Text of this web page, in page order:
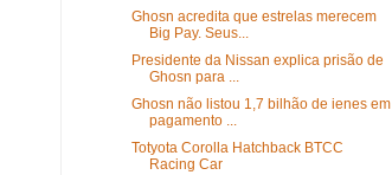
Ghosn acredita que estrelas merecem
Big Pay. Seus...
Presidente da Nissan explica prisão de
Ghosn para ...
Ghosn não listou 1,7 bilhão de ienes em
pagamento ...
Totyota Corolla Hatchback BTCC
Racing Car